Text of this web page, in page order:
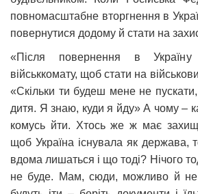
повномасштабне вторгнення в
повернутися додому й стати на
«Після повернення в
військкомату, щоб стати на
«Скільки ти будеш мене не
дитя. Я знаю, куди я йду» А чому –
комусь йти. Хтось же ж має
щоб Україна існувала як держава,
вдома лишаться і що тоді? Нічого
не буде. Мам, сюди, можливо й не